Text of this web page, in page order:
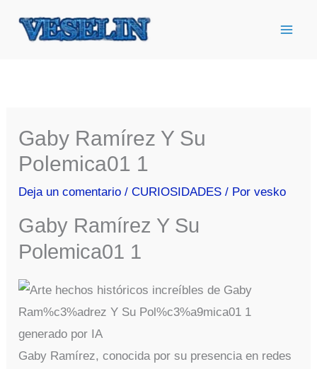
Gaby Ramírez Y Su
Polemica01 1
Deja un comentario /CURIOSIDADES / Porvesko
Gaby Ramírez Y Su
Polemica01 1
Gaby Ramírez, conocida por su presencia en redes